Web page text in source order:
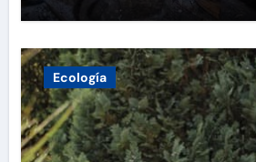
Ecología